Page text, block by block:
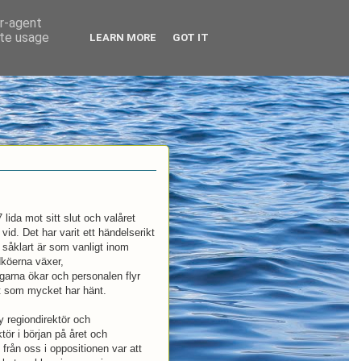
lida mot sitt slut och valåret
Det har varit ett händelserikt
är som vanligt inom
växer,
ökar och personalen flyr
som mycket har hänt.
regiondirektör och
i början på året och
från oss i oppositionen var att
agent
usage
LEARN MORE GOT IT